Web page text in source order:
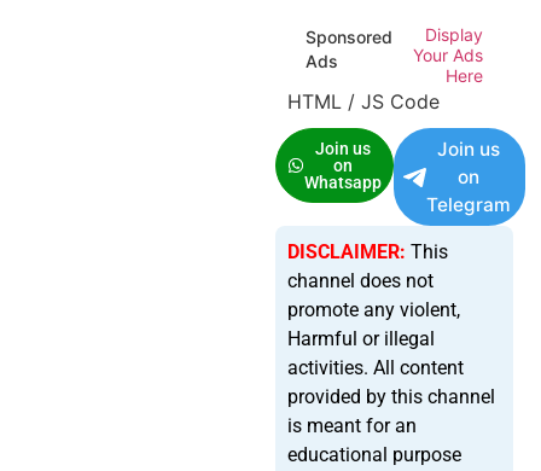
Sponsored
Ads
Display
Your Ads
Here
HTML / JS Code
Join us
on
Whatsapp
Join us
on
Telegram
DISCLAIMER: This
channel does not
promote any violent,
Harmful or illegal
activities. All content
provided by this channel
is meant for an
educational purpose